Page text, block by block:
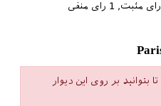
رای مثبت, 1 رای منفی
تا بتوانید بر روی این دیوار